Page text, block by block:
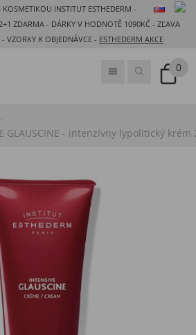
KOSMETIKOU INSTITUT ESTHEDERM -
ZDARMA - DÁRKY V HODNOTĚ 1090KČ - ZĽAVA
- VZORKY K OBJEDNÁVCE - ESTHEDERM AKCE
0
GLAUSCINE - intenzívny lypolitický krém